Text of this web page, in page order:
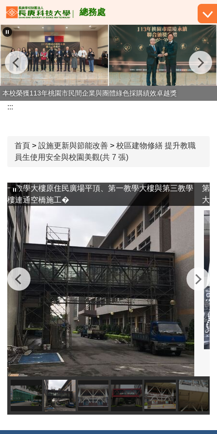
跳
到
主
內
容
區
總務處
本校榮獲114年桃園市民間企業與團體綠色採購績效卓越獎
本校榮獲113年桃園市民間企業與團體綠色採購績效卓越獎
:::
首頁 > 設施更新與節能改善 > 校區建物修繕 提升教職
員生使用安全與校園美觀(共 7 張)
第一教學大樓原住民廣場平頂、第一教學大樓與第三教學
大樓連通空橋施工�